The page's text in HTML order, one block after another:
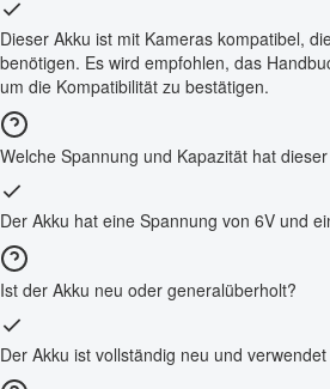
Dieser Akku ist mit Kameras kompatibel,
benötigen. Es wird empfohlen, das
um die Kompatibilität zu bestätigen.
Welche Spannung und Kapazität hat
Der Akku hat eine Spannung von 6V und
Ist der Akku neu oder generalüberholt?
Der Akku ist vollständig neu und